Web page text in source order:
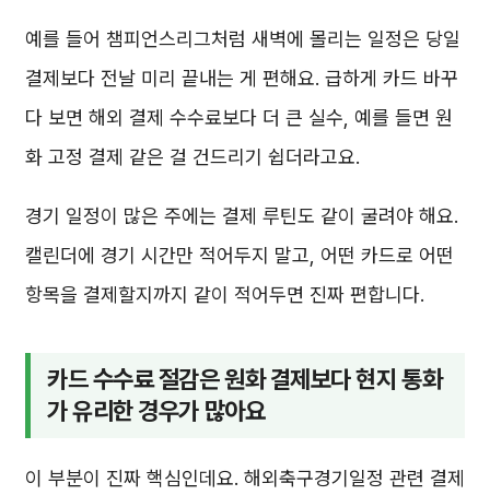
예를 들어 챔피언스리그처럼 새벽에 몰리는 일정은 당일
결제보다 전날 미리 끝내는 게 편해요. 급하게 카드 바꾸
다 보면 해외 결제 수수료보다 더 큰 실수, 예를 들면 원
화 고정 결제 같은 걸 건드리기 쉽더라고요.
경기 일정이 많은 주에는 결제 루틴도 같이 굴려야 해요.
캘린더에 경기 시간만 적어두지 말고, 어떤 카드로 어떤
항목을 결제할지까지 같이 적어두면 진짜 편합니다.
카드 수수료 절감은 원화 결제보다 현지 통화
가 유리한 경우가 많아요
이 부분이 진짜 핵심인데요. 해외축구경기일정 관련 결제